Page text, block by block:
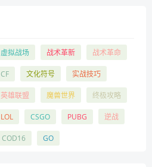
虚拟战场 战术革新 战术革命
CF 文化符号 实战技巧
英雄联盟 魔兽世界 终极攻略
LOL CSGO PUBG 逆战
COD16 GO